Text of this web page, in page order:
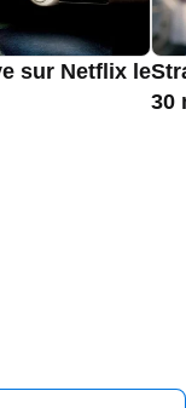
sur Netflix le
30